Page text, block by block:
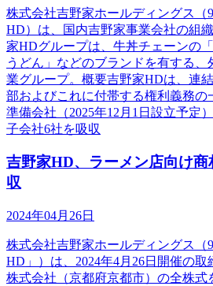
株式会社吉野家ホールディングス（
HD）は、国内吉野家事業会社の組
家HDグループは、牛丼チェーンの
うどん」などのブランドを有する
業グループ。概要吉野家HDは、連
部およびこれに付帯する権利義務の
準備会社（2025年12月1日設立予定
子会社6社を吸収
吉野家HD、ラーメン店向け
収
2024年04月26日
株式会社吉野家ホールディングス（
HD」）は、2024年4月26日開催の
株式会社（京都府京都市）の全株式